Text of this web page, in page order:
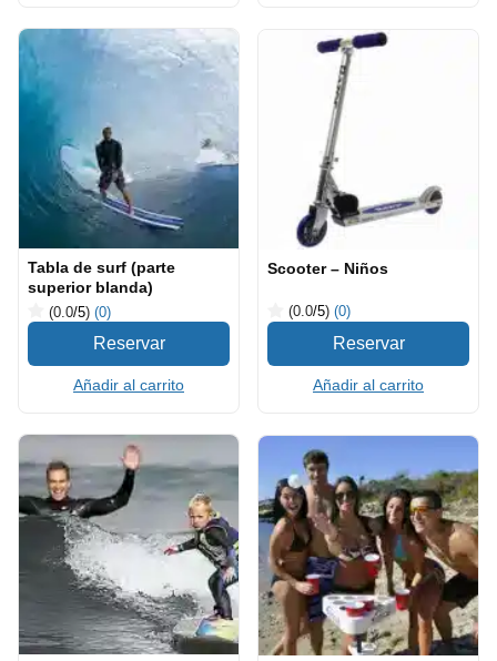
Tabla de surf (parte
superior blanda)
(0.0/5) (0)
Añadir al carrito
Scooter – Niños
(0.0/5) (0)
Añadir al carrito